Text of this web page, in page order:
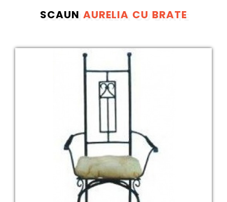
SCAUN AURELIA CU BRATE